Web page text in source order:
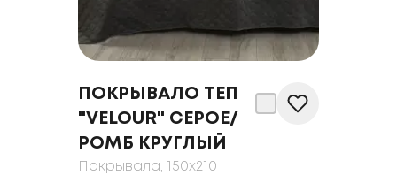
ПОКРЫВАЛО ТЕП
"VELOUR" СЕРОЕ/
РОМБ КРУГЛЫЙ
Покрывала, 150x210